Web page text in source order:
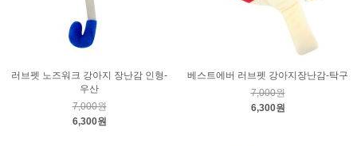
러브펫 노즈워크 강아지 장난감 인형-
우산
7,000원
6,300원
베스트에버 러브펫 강아지장난감-탁구
7,000원
6,300원